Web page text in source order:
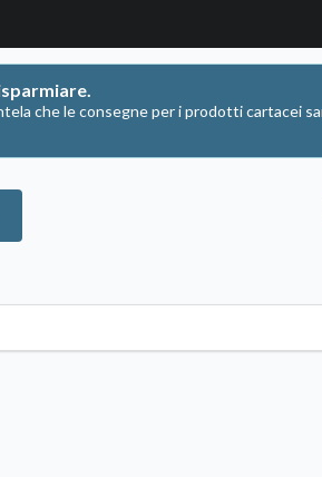
che le consegne per i prodotti cartacei